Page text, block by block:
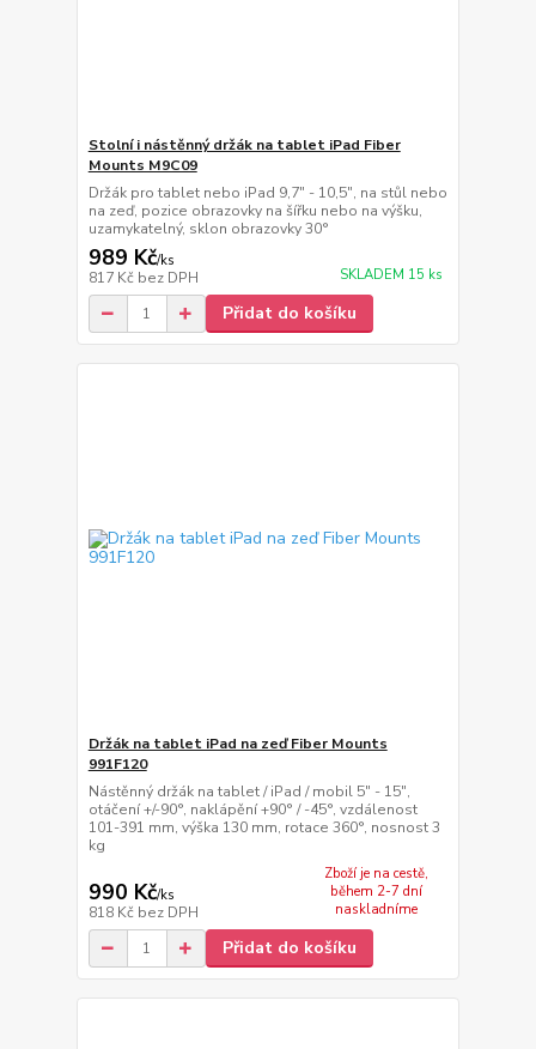
Stolní i nástěnný držák na tablet iPad Fiber
Mounts M9C09
Držák pro tablet nebo iPad 9,7" - 10,5", na stůl nebo
na zeď, pozice obrazovky na šířku nebo na výšku,
uzamykatelný, sklon obrazovky 30°
989 Kč/ks
817 Kč bez DPH SKLADEM 15 ks
Přidat do košíku
Držák na tablet iPad na zeď Fiber Mounts
991F120
Nástěnný držák na tablet / iPad / mobil 5" - 15",
otáčení +/-90°, naklápění +90° / -45°, vzdálenost
101-391 mm, výška 130 mm, rotace 360°, nosnost 3
kg
990 Kč/ks
818 Kč bez DPH
Zboží je na cestě,
během 2-7 dní
naskladníme
Přidat do košíku